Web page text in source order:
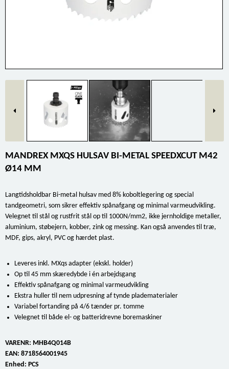
MANDREX MXQS HULSAV BI-METAL SPEEDXCUT M42
Ø14 MM
Langtidsholdbar Bi-metal hulsav med 8% koboltlegering og special
tandgeometri, som sikrer effektiv spånafgang og minimal varmeudvikling.
Velegnet til stål og rustfrit stål op til 1000N/mm2, ikke jernholdige metaller,
aluminium, støbejern, kobber, zink og messing. Kan også anvendes til træ,
MDF, gips, akryl, PVC og hærdet plast.
Leveres inkl. MXqs adapter (ekskl. holder)
Op til 45 mm skæredybde i én arbejdsgang
Effektiv spånafgang og minimal varmeudvikling
Ekstra huller til nem udpresning af tynde pladematerialer
Variabel fortanding på 4/6 tænder pr. tomme
Velegnet til både el- og batteridrevne boremaskiner
VARENR: MHB4Q014B
EAN: 8718564001945
Enhed: PCS